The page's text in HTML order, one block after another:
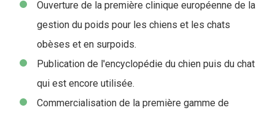
Ouverture de la première clinique européenne de la
gestion du poids pour les chiens et les chats
obèses et en surpoids.
Publication de l'encyclopédie du chien puis du chat
qui est encore utilisée.
Commercialisation de la première gamme de